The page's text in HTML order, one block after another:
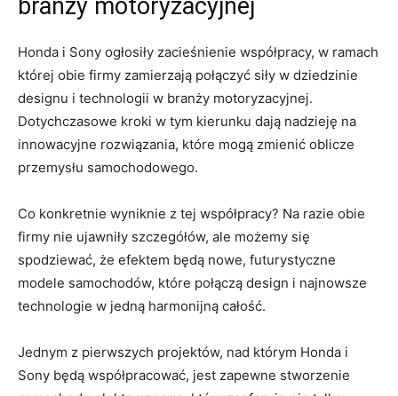
branży motoryzacyjnej
Honda⁤ i Sony ogłosiły zacieśnienie współpracy, w ramach
której⁤ obie firmy zamierzają połączyć siły w dziedzinie
⁣designu​ i ⁣technologii w ⁤branży motoryzacyjnej.
Dotychczasowe kroki⁤ w tym kierunku dają ⁢nadzieję na
innowacyjne‌ rozwiązania,‌ które mogą‍ zmienić oblicze ​
przemysłu ⁢samochodowego.
Co ⁤konkretnie wyniknie z tej współpracy? Na razie obie
firmy nie ⁤ujawniły szczegółów, ​ale możemy się
spodziewać, że efektem ‍będą ‍nowe, futurystyczne
⁤modele samochodów, ​które połączą‌ design i ⁣najnowsze⁢
technologie w jedną‍ harmonijną ⁤całość.
Jednym z pierwszych projektów, nad którym Honda‍ i
Sony będą‌ współpracować, jest ⁣zapewne stworzenie